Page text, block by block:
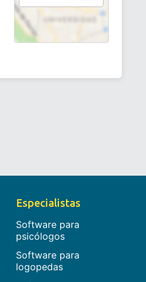
Especialistas
Software para
psicólogos
Software para
logopedas